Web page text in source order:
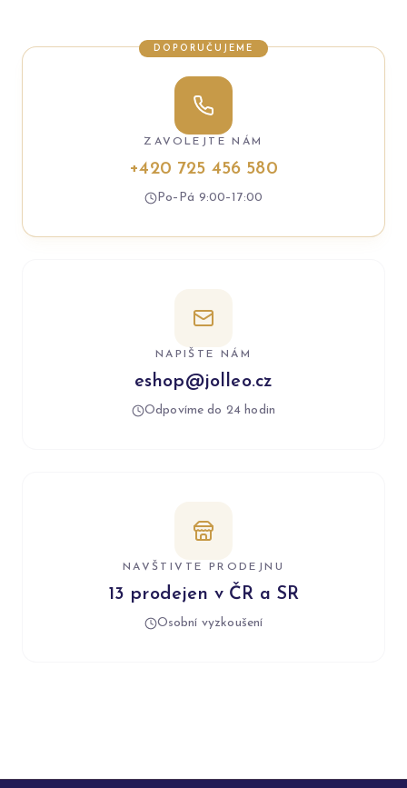
DOPORUČUJEME
ZAVOLEJTE NÁM
+420 725 456 580
Po–Pá 9:00–17:00
NAPIŠTE NÁM
eshop@jolleo.cz
Odpovíme do 24 hodin
NAVŠTIVTE PRODEJNU
13 prodejen v ČR a SR
Osobní vyzkoušení